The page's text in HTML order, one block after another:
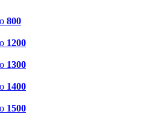
800
1200
1300
1400
1500